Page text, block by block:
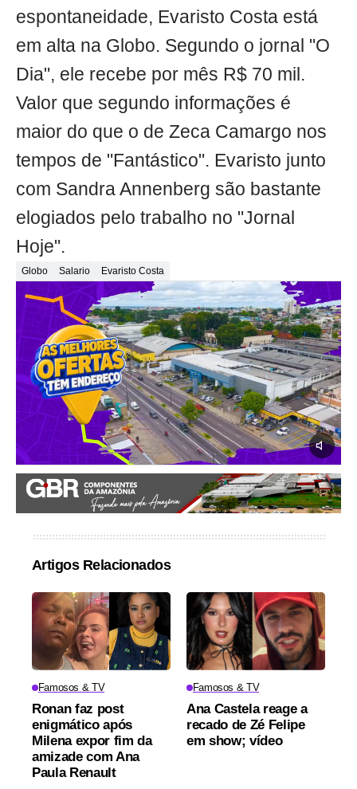
espontaneidade, Evaristo Costa está
em alta na Globo. Segundo o jornal "O
Dia", ele recebe por mês R$ 70 mil.
Valor que segundo informações é
maior do que o de Zeca Camargo nos
tempos de "Fantástico". Evaristo junto
com Sandra Annenberg são bastante
elogiados pelo trabalho no "Jornal
Hoje".
Globo Salario Evaristo Costa
Artigos Relacionados
Famosos & TV
Ronan faz post
enigmático após
Milena expor fim da
amizade com Ana
Paula Renault
Famosos & TV
Ana Castela reage a
recado de Zé Felipe
em show; vídeo